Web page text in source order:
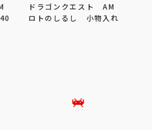
ドラゴンクエスト AM
ロトのしるし 小物入れ